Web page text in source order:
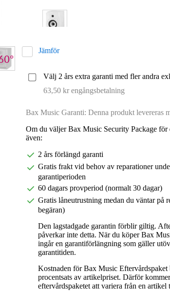
Jämför
Välj 2 års extra garanti med fler andra
63,50 kr engångsbetalning
Bax Music Garanti: Denna produkt levereras
Om du väljer Bax Music Security Package för
även:
2 års förlängd garanti
Gratis frakt vid behov av reparationer
garantiperioden
60 dagars provperiod (normalt 30 dagar)
Gratis låneutrustning medan du väntar på
begäran)
Den lagstadgade garantin förblir giltig.
påverkar inte detta. När du köper Bax
ingår en garantiförlängning som gäller
garantitiden.
Kostnaden för Bax Music Eftervårdspaket
procentsats av artikelpriset. Därför
eftervårdspaketet att variera från en artikel